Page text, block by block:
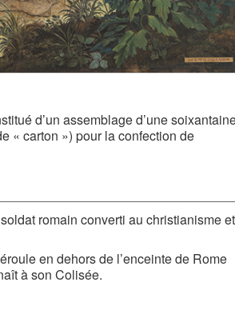
d’un assemblage d’une
« carton ») pour la confection de
romain converti au christianisme et
en dehors de l’enceinte de Rome
à son Colisée.